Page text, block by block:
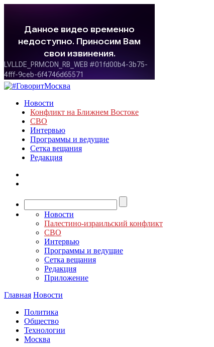
Новости
Конфликт на Ближнем Востоке
СВО
Интервью
Программы и ведущие
Сетка вещания
Редакция
Новости
Палестино-израильский конфликт
СВО
Интервью
Программы и ведущие
Сетка вещания
Редакция
Приложение
Главная Новости
Политика
Общество
Технологии
Москва